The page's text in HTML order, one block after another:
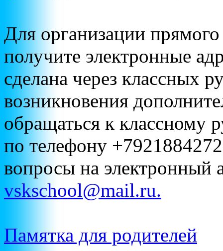
Для организации
получите электронные
сделана через классных
возникновения
обращаться к классному
по телефону
вопросы на электронный
vskschool@mail.ru.
Памятка для родителей